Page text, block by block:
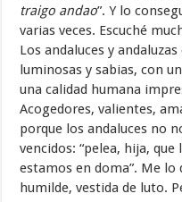
traigo andao”. Y lo
varias veces. Escuché
Los andaluces y
luminosas y sabias, con
una calidad humana
Acogedores, valientes,
porque los andaluces no
vencidos: “pelea, hija,
estamos en doma”. Me lo
humilde, vestida de luto.